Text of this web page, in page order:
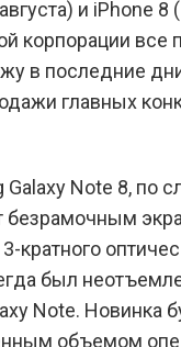
и iPhone 8
корпорации все
в последние
главных
Note 8, по
был
Note. Новинка
объемом